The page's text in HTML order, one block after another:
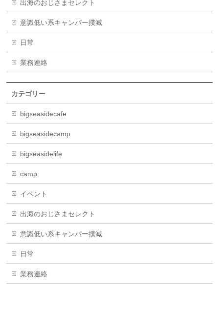
出海のおじさまセレクト
意識低い系キャンパー撲滅
日常
業務連絡
カテゴリー
bigseasidecafe
bigseasidecamp
bigseasidelife
camp
イベント
出海のおじさまセレクト
意識低い系キャンパー撲滅
日常
業務連絡